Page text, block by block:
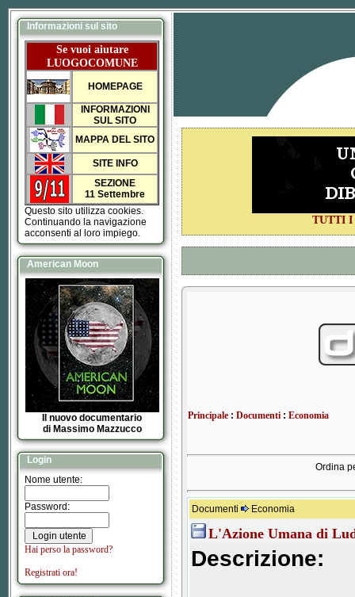
Informazioni sul sito
Se vuoi aiutare
LUOGOCOMUNE
HOMEPAGE
INFORMAZIONI
SUL SITO
MAPPA DEL SITO
SITE INFO
SEZIONE
11 Settembre
Questo sito utilizza cookies.
Continuando la navigazione
acconsenti al loro impiego.
American Moon
Il nuovo documentario
di Massimo Mazzucco
Login
Nome utente:
Password:
Hai perso la password?
Registrati ora!
TUTTI I
Principale : Documenti : Economia
Ordina
Documenti Economia
L'Azione Umana di
Descrizione: